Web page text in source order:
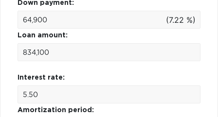
Down payment:
(7.22 %)
Loan amount:
Interest rate:
Amortization period: